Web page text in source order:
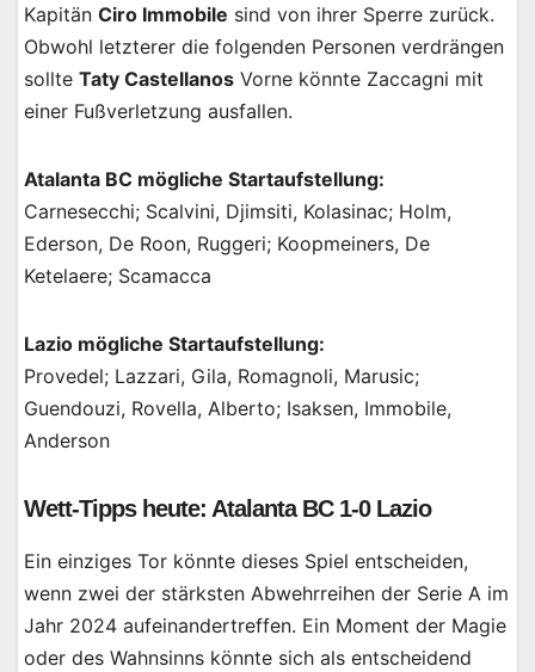
Kapitän Ciro Immobile sind von ihrer Sperre zurück.
Obwohl letzterer die folgenden Personen verdrängen
sollte Taty Castellanos Vorne könnte Zaccagni mit
einer Fußverletzung ausfallen.
Atalanta BC mögliche Startaufstellung:
Carnesecchi; Scalvini, Djimsiti, Kolasinac; Holm,
Ederson, De Roon, Ruggeri; Koopmeiners, De
Ketelaere; Scamacca
Lazio mögliche Startaufstellung:
Provedel; Lazzari, Gila, Romagnoli, Marusic;
Guendouzi, Rovella, Alberto; Isaksen, Immobile,
Anderson
Wett-Tipps heute: Atalanta BC 1-0 Lazio
Ein einziges Tor könnte dieses Spiel entscheiden,
wenn zwei der stärksten Abwehrreihen der Serie A im
Jahr 2024 aufeinandertreffen. Ein Moment der Magie
oder des Wahnsinns könnte sich als entscheidend